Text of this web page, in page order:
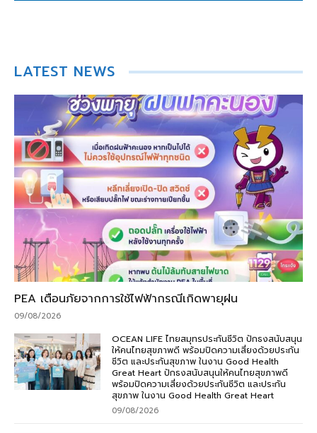
LATEST NEWS
PEA เตือนภัยจากการใช้ไฟฟ้ากรณีเกิดพายุฝน
09/08/2026
OCEAN LIFE ไทยสมุทรประกันชีวิต ปักธงสนับสนุน
ให้คนไทยสุขภาพดี พร้อมปิดความเสี่ยงด้วยประกัน
ชีวิต และประกันสุขภาพ ในงาน Good Health
Great Heart ปักธงสนับสนุนให้คนไทยสุขภาพดี
พร้อมปิดความเสี่ยงด้วยประกันชีวิต และประกัน
สุขภาพ ในงาน Good Health Great Heart
09/08/2026